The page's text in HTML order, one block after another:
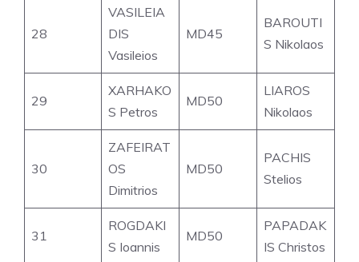
28
VASILEIA
DIS
Vasileios
MD45
BAROUTI
S Nikolaos
29
XARHAKO
S Petros
MD50
LIAROS
Nikolaos
30
ZAFEIRAT
OS
Dimitrios
MD50
PACHIS
Stelios
31
ROGDAKI
S Ioannis
MD50
PAPADAK
IS Christos